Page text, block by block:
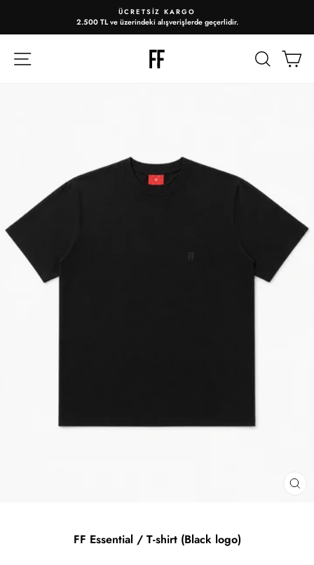
Slayt
duraklat
ÜCRETSIZ KARGO
2.500 TL ve üzerindeki alışverişlerde geçerlidir.
ARA
FF Essential / T-shirt (Black logo)